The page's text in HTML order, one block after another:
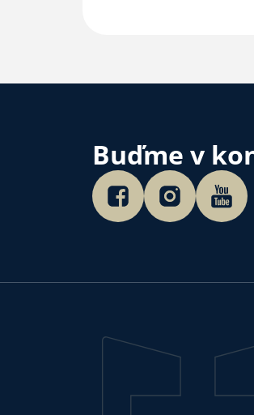
Buďme v